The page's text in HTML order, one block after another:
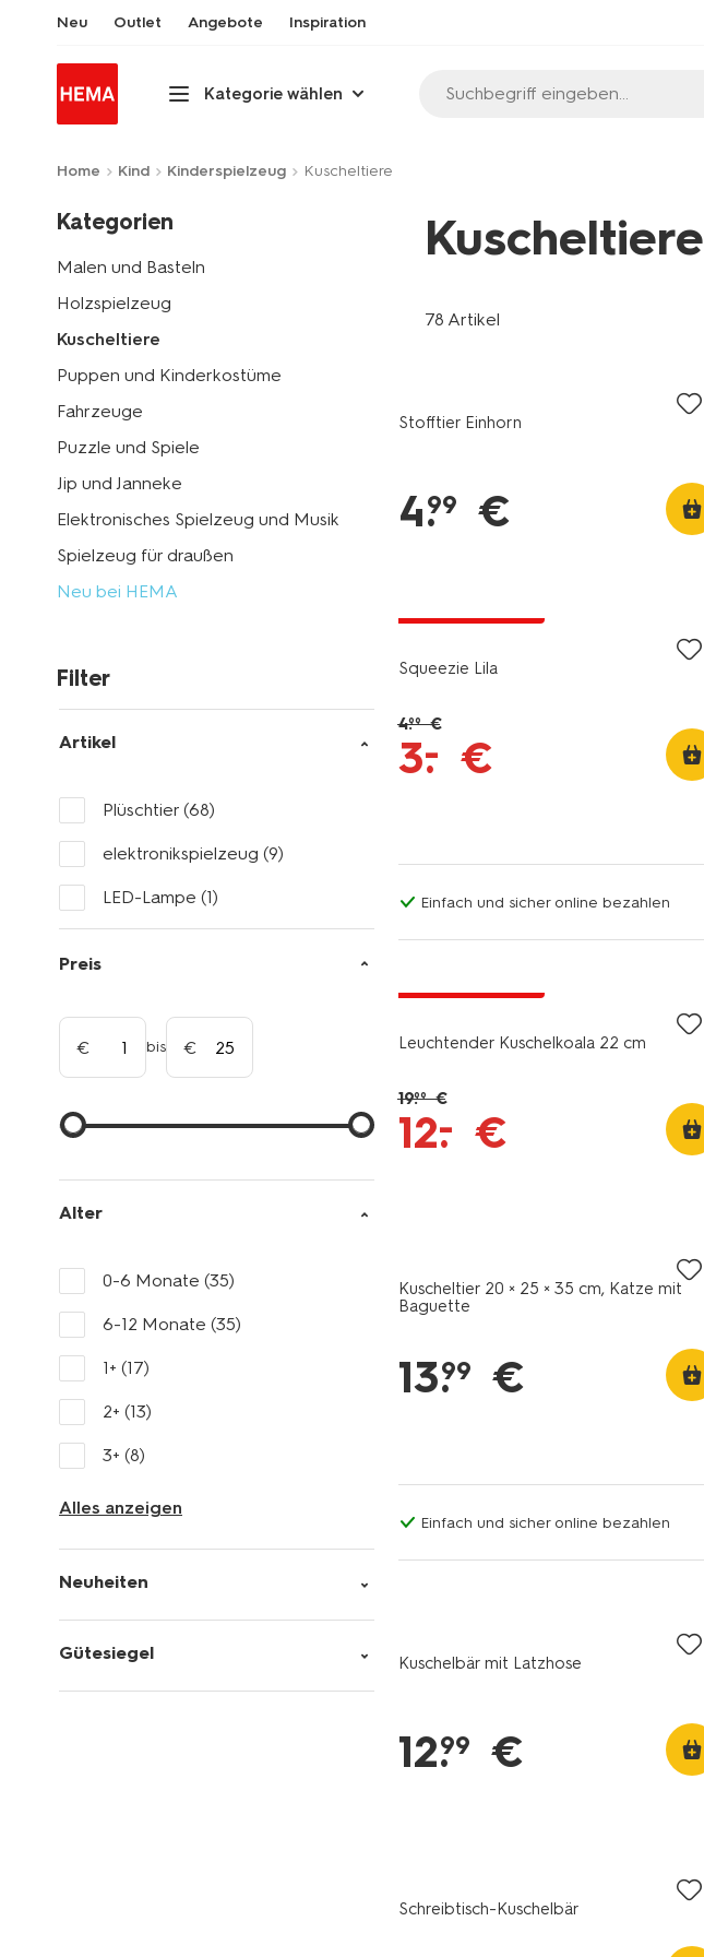
Neu Outlet Angebote Inspiration
Kategorie wählen Suchbegriff eingeben...
Home Kind Kinderspielzeug Kuscheltiere
Kategorien
Malen und Basteln
Holzspielzeug
Kuscheltiere
Puppen und Kinderkostüme
Fahrzeuge
Puzzle und Spiele
Jip und Janneke
Elektronisches Spielzeug und Musik
Spielzeug für draußen
Neu bei HEMA
Filter
Artikel
Plüschtier (68)
elektronikspielzeug (9)
LED-Lampe (1)
Preis
bis
Alter
0-6 Monate (35)
6-12 Monate (35)
1+ (17)
2+ (13)
3+ (8)
Alles anzeigen
Neuheiten
Gütesiegel
Kuscheltiere
78 Artikel
Stofftier Einhorn
4.
99 €
Squeezie Lila
4.99 €
3.
– €
Einfach und sicher online bezahlen
Leuchtender Kuschelkoala 22 cm
19.99 €
12.
– €
Kuscheltier 20 × 25 × 35 cm, Katze mit
Baguette
13.
99 €
Einfach und sicher online bezahlen
Kuschelbär mit Latzhose
12.
99 €
Schreibtisch-Kuschelbär